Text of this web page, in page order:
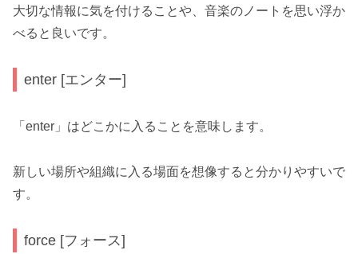
大切な情報に気を付けることや、音楽のノートを思い浮か
べると良いです。
enter [エンター]
「enter」はどこかに入ることを意味します。
新しい場所や組織に入る場面を想像すると分かりやすいで
す。
force [フォース]